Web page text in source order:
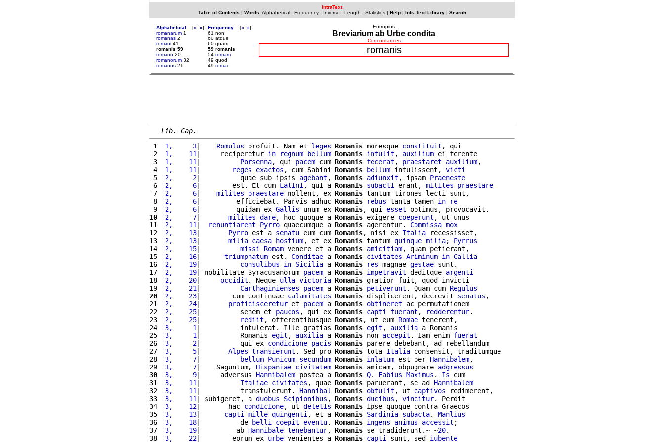
IntraText
Table of Contents | Words: Alphabetical- Frequency- Inverse - Length - Statistics| Help| IntraText Library| Search
Alphabetical [« »]
romanarum 1
romanas 2
romani 41
romanis 59
romano 20
romanorum 32
romanos 21
Frequency [« »]
61 non
60 atque
60 quam
59 romanis
54 romam
49 quod
49 romae
Eutropius
Breviarium ab Urbe condita
Concordances
romanis
Lib. Cap.
1
1,     3| Romulus profuit. Nam et leges Romanis moresque constituit , qui
2
1,    11 |     reciperetur in regnum bellum Romanis intulit , auxilium ei ferente
3
1,    11 | Porsenna, qui pacem cum Romanis fecerat , praestaret auxilium,
4
1,    11 | reges exactos , cum Sabini Romanis bellum intulissent, victi
5
2,     2|          quae sub ipsis agebant , Romanis adiunxit , ipsam Praeneste
6
2,     6|        est. Et cum Latini , qui a Romanis subacti erant, milites
praestare
7
2,     6| milites praestare nollent, ex Romanis tantum tirones lecti sunt,
8
2,     6|         efficiebat. Parvis adhuc Romanis rebus tanta tamen in
re
9
2,     6|         quidam ex Gallis unum ex Romanis, qui esset
10
2,     7| milites dare, hoc quoque a Romanis exigere coeperunt , ut unus
11
2,    11 | renuntiarent Pyrro quaecumque a Romanis agerentur. Commissa mox
12
2,    13| Pyrro est a senatu eum cum Romanis, nisi ex Italia recessisset,
13
2,    13| milia caesa hostium, et ex Romanis tantum quinque milia; Pyrrus
14
2,    15| missi Romam venere et a Romanis amicitiam, quam petierant,
15
2,    16| triumphatum est. Conditae a Romanis civitates Ariminum in Gallia
16
2,    19| consulibus in Sicilia a Romanis res magnae gestae sunt.
17
2,    19| nobilitate Syracusanorum pacem a Romanis impetravit deditque argenti
18
2,    20| occidit . Neque ulla victoria Romanis gratior fuit, quod invicti
19
2,    21 | Carthaginienses pacem a Romanis petiverunt . Quam cum Regulus
20
2,    23|        cum continuae calamitates Romanis displicerent, decrevit senatus ,
21
2,    24| proficisceretur et pacem a Romanis obtineret ac permutationem
22
2,    25|          senem et paucos , qui ex Romanis capti fuerant , redderentur.
23
2,    25| rediit , offerentibusque Romanis, ut eum Romae tenerent,
24
3,     1 |          intulerat. Ille gratias Romanis egit , auxilia a Romanis
25
3,     1 |          Romanis egit , auxilia a Romanis non accepit . Iam enim fuerat
26
3,     2|          qui ex condicione pacis Romanis parere debebant, ad rebellandum
27
3,     5| Alpes transierunt . Sed pro Romanis tota Italia consensit, traditumque
28
3,     7| bellum Punicum secundum Romanis inlatum est per Hannibalem,
29
3,     7|    Saguntum, Hispaniae civitatem Romanis amicam, obpugnare adgressus
30
3,     9|     adversus Hannibalem postea a Romanis Q. Fabius Maximus . Is eum
31
3,    11 | Italiae civitates , quae Romanis paruerant, se ad Hannibalem
32
3,    11 |          transtulerunt. Hannibal Romanis obtulit , ut captivos redimerent,
33
3,    11 | subigeret, a duobus Scipionibus , Romanis ducibus , vincitur. Perdit
34
3,    12|       hac condicione, ut deletis Romanis ipse quoque contra Graecos
35
3,    13| capti mille quingenti , et a Romanis Sardinia subacta. Manlius
36
3,    18|          de belli coepit eventu. Romanis ingens animus accessit ;
37
3,    19|         ab Hannibale tenebantur, Romanis se tradiderunt.~ ~20.
38
3,    22|        eorum ex urbe venientes a Romanis capti sunt, sed iubente